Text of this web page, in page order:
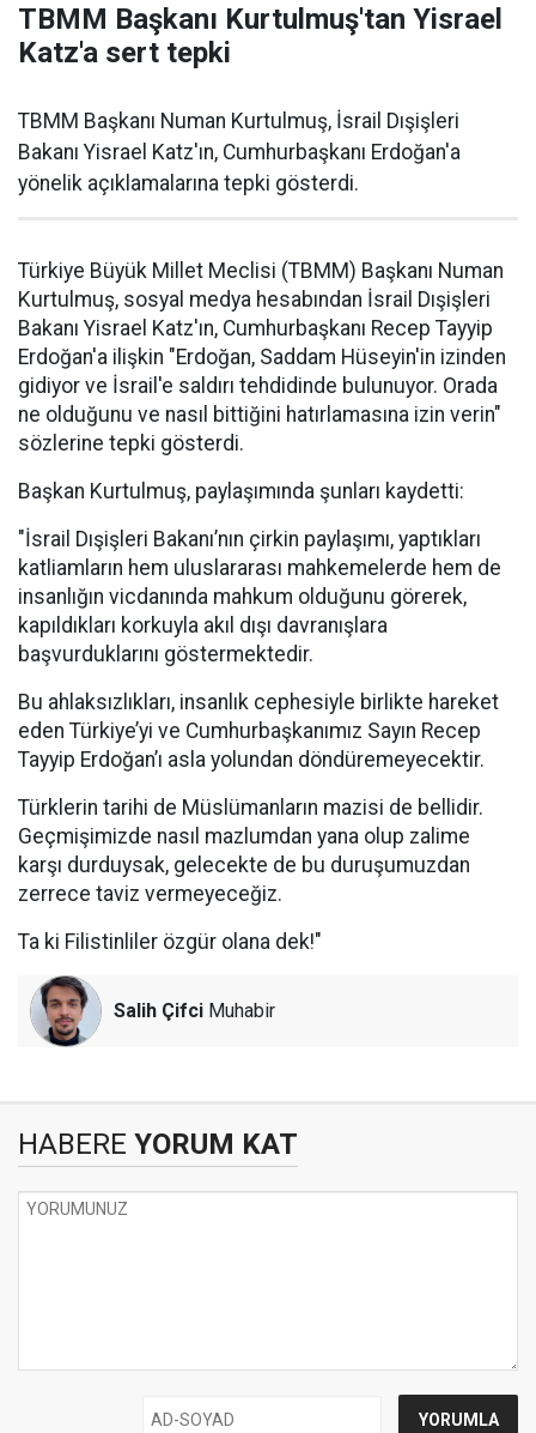
TBMM Başkanı Kurtulmuş'tan Yisrael
Katz'a sert tepki
TBMM Başkanı Numan Kurtulmuş, İsrail Dışişleri
Bakanı Yisrael Katz'ın, Cumhurbaşkanı Erdoğan'a
yönelik açıklamalarına tepki gösterdi.
Türkiye Büyük Millet Meclisi (TBMM) Başkanı Numan
Kurtulmuş, sosyal medya hesabından İsrail Dışişleri
Bakanı Yisrael Katz'ın, Cumhurbaşkanı Recep Tayyip
Erdoğan'a ilişkin "Erdoğan, Saddam Hüseyin'in izinden
gidiyor ve İsrail'e saldırı tehdidinde bulunuyor. Orada
ne olduğunu ve nasıl bittiğini hatırlamasına izin verin"
sözlerine tepki gösterdi.
Başkan Kurtulmuş, paylaşımında şunları kaydetti:
"İsrail Dışişleri Bakanı’nın çirkin paylaşımı, yaptıkları
katliamların hem uluslararası mahkemelerde hem de
insanlığın vicdanında mahkum olduğunu görerek,
kapıldıkları korkuyla akıl dışı davranışlara
başvurduklarını göstermektedir.
Bu ahlaksızlıkları, insanlık cephesiyle birlikte hareket
eden Türkiye’yi ve Cumhurbaşkanımız Sayın Recep
Tayyip Erdoğan’ı asla yolundan döndüremeyecektir.
Türklerin tarihi de Müslümanların mazisi de bellidir.
Geçmişimizde nasıl mazlumdan yana olup zalime
karşı durduysak, gelecekte de bu duruşumuzdan
zerrece taviz vermeyeceğiz.
Ta ki Filistinliler özgür olana dek!"
Salih Çifci Muhabir
HABERE YORUM KAT